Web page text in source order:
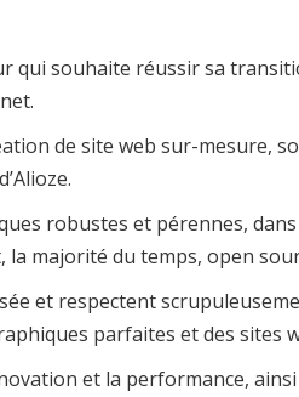
qui souhaite réussir sa
de site web sur-mesure,
robustes et pérennes,
majorité du temps, open
et respectent
parfaites et des sites
et la performance,